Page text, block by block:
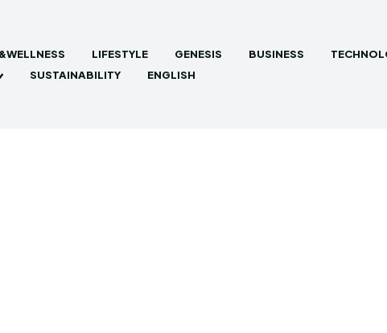
LIFESTYLE GENESIS BUSINESS
SUSTAINABILITY ENGLISH